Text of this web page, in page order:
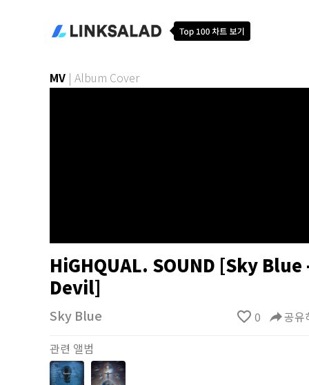
MV | Album Cover
HiGHQUAL. SOUND [Sky Blue
Devil]
Sky Blue favorite_border 0 reply공유
관련 앨범